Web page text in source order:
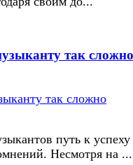
так сложно
путь к успеху
Несмотря на ...